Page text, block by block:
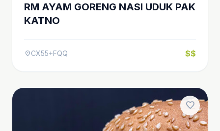
RM AYAM GORENG NASI UDUK PAK
KATNO
location_onCX55+FQQ $$
favorite